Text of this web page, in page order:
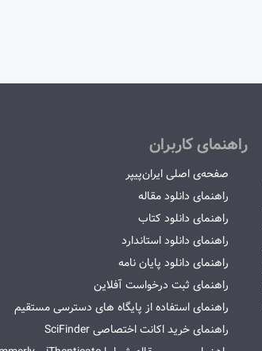
راهنمای کاربران
صفحه‌ی اصلی ایران‌پیپر
راهنمای دانلود مقاله
راهنمای دانلود کتاب
راهنمای دانلود استاندارد
راهنمای دانلود پایان نامه
راهنمای ثبت درخواست آفلاین
راهنمای استفاده از پایگاه های دسترسی مستقیم
راهنمای خرید اکانت اختصاصی SciFinder